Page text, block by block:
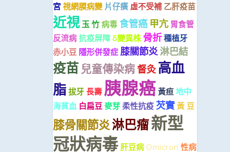
宮視網膜病變 片仔癀 虛不受補 乙肝疫苗
近視玉 竹病毒 食管癌 甲亢 胃食管
反流病抗疫屏障 δ變異株 骨折種植牙
赤小豆 隱形併發症 膝關節炎淋巴結
疫苗 兒童傳染病督灸高血
脂拔牙長壽 胰腺癌黃疸地中
海貧血 白扁豆麥芽 柔性抗疫 芡實黃 豆
膝骨關節炎淋巴瘤新型
冠狀病毒 肝豆病 Omicron 性病